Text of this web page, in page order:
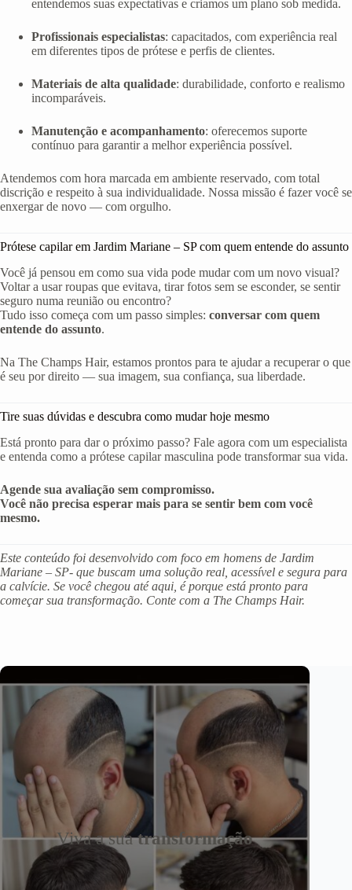
entendemos suas expectativas e criamos um plano sob medida.
Profissionais especialistas: capacitados, com experiência real
em diferentes tipos de prótese e perfis de clientes.
Materiais de alta qualidade: durabilidade, conforto e realismo
incomparáveis.
Manutenção e acompanhamento: oferecemos suporte
contínuo para garantir a melhor experiência possível.
Atendemos com hora marcada em ambiente reservado, com total
discrição e respeito à sua individualidade. Nossa missão é fazer você se
enxergar de novo — com orgulho.
Prótese capilar em Jardim Mariane – SP com quem entende do assunto
Você já pensou em como sua vida pode mudar com um novo visual?
Voltar a usar roupas que evitava, tirar fotos sem se esconder, se sentir
seguro numa reunião ou encontro?
Tudo isso começa com um passo simples: conversar com quem
entende do assunto.
Na The Champs Hair, estamos prontos para te ajudar a recuperar o que
é seu por direito — sua imagem, sua confiança, sua liberdade.
Tire suas dúvidas e descubra como mudar hoje mesmo
Está pronto para dar o próximo passo? Fale agora com um especialista
e entenda como a prótese capilar masculina pode transformar sua vida.
Agende sua avaliação sem compromisso.
Você não precisa esperar mais para se sentir bem com você
mesmo.
Este conteúdo foi desenvolvido com foco em homens de Jardim
Mariane – SP- que buscam uma solução real, acessível e segura para
a calvície. Se você chegou até aqui, é porque está pronto para
começar sua transformação. Conte com a The Champs Hair.
Viva a suatransformação